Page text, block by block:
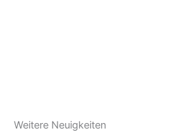
Weitere Neuigkeiten